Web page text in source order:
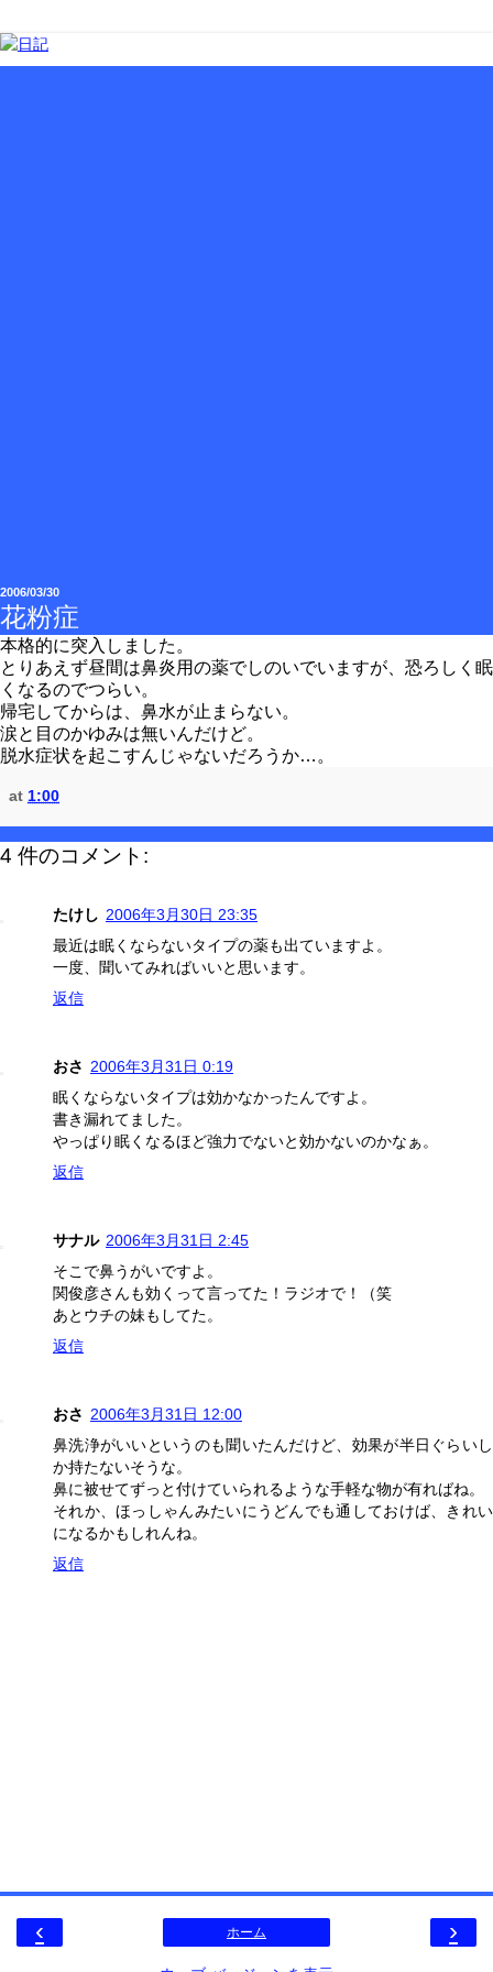
2006/03/30
花粉症
本格的に突入しました。
とりあえず昼間は鼻炎用の薬でしのいでいますが、恐ろしく眠
くなるのでつらい。
帰宅してからは、鼻水が止まらない。
涙と目のかゆみは無いんだけど。
脱水症状を起こすんじゃないだろうか…。
at 1:00
4 件のコメント:
たけし 2006年3月30日 23:35
最近は眠くならないタイプの薬も出ていますよ。
一度、聞いてみればいいと思います。
返信
おさ 2006年3月31日 0:19
眠くならないタイプは効かなかったんですよ。
書き漏れてました。
やっぱり眠くなるほど強力でないと効かないのかなぁ。
返信
サナル 2006年3月31日 2:45
そこで鼻うがいですよ。
関俊彦さんも効くって言ってた！ラジオで！（笑
あとウチの妹もしてた。
返信
おさ 2006年3月31日 12:00
鼻洗浄がいいというのも聞いたんだけど、効果が半日ぐらいし
か持たないそうな。
鼻に被せてずっと付けていられるような手軽な物が有ればね。
それか、ほっしゃんみたいにうどんでも通しておけば、きれい
になるかもしれんね。
返信
‹ ›
ホーム